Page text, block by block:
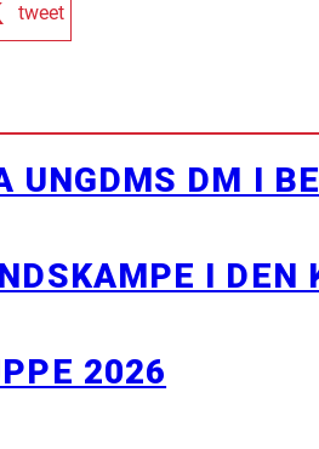
tweet
UNGDMS DM I
I DEN
2026